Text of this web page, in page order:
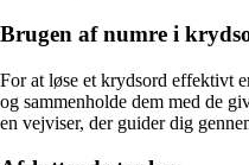
Brugen af numre i
For at løse et krydsord effektivt
og sammenholde dem med de
en vejviser, der guider dig